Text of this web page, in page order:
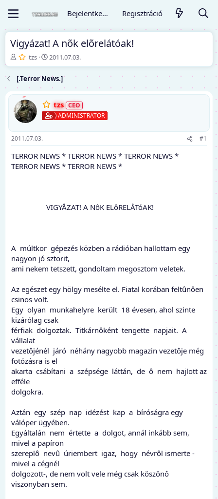
Bejelentkezés Regisztráció
Vigyázat! A nõk elõrelátóak!
T
é
m
a
i
n
d
í
ó
tzs
K
e
d
ő
á
t
2011.07.03.
[.Terror News.]
tzs
ADMINISTRATOR
2011.07.03. #1
TERROR NEWS * TERROR NEWS * TERROR NEWS *
TERROR NEWS * TERROR NEWS *
VIGYÅZAT! A NôK ELôRELÅTóAK!
A múltkor gépezés közben a rádióban hallottam egy
nagyon jó sztorit,
ami nekem tetszett, gondoltam megosztom veletek.
Az egészet egy hölgy mesélte el. Fiatal korában feltûnôen
csinos volt.
Egy olyan munkahelyre került 18 évesen, ahol szinte
kizárólag csak
férfiak dolgoztak. Titkárnôként tengette napjait. A
vállalat
vezetôjénél járó néhány nagyobb magazin vezetôje még
fotózásra is el
akarta csábítani a szépsége láttán, de ô nem hajlott az
efféle
dolgokra.
Aztán egy szép nap idézést kap a bíróságra egy
válóper ügyében.
Egyáltalán nem értette a dolgot, annál inkább sem,
mivel a papíron
szereplô nevû úriembert igaz, hogy névrôl ismerte -
mivel a cégnél
dolgozott-, de nem volt vele még csak köszönô
viszonyban sem.